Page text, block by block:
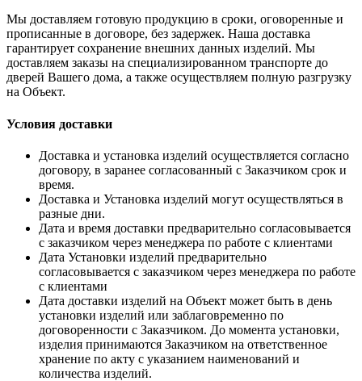
Мы доставляем готовую продукцию в сроки, оговоренные и
прописанные в договоре, без задержек. Наша доставка
гарантирует сохранение внешних данных изделий. Мы
доставляем заказы на специализированном транспорте до
дверей Вашего дома, а также осуществляем полную разгрузку
на Объект.
Условия доставки
Доставка и установка изделий осуществляется согласно
договору, в заранее согласованный с Заказчиком срок и
время.
Доставка и Установка изделий могут осуществляться в
разные дни.
Дата и время доставки предварительно согласовывается
с заказчиком через менеджера по работе с клиентами
Дата Установки изделий предварительно
согласовывается с заказчиком через менеджера по работе
с клиентами
Дата доставки изделий на Объект может быть в день
установки изделий или заблаговременно по
договоренности с Заказчиком. До момента установки,
изделия принимаются Заказчиком на ответственное
хранение по акту с указанием наименований и
количества изделий.